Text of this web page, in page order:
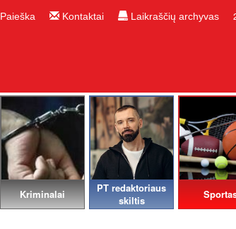
Paieška Kontaktai Laikraščių archyvas
Kriminalai
PT redaktoriaus
skiltis